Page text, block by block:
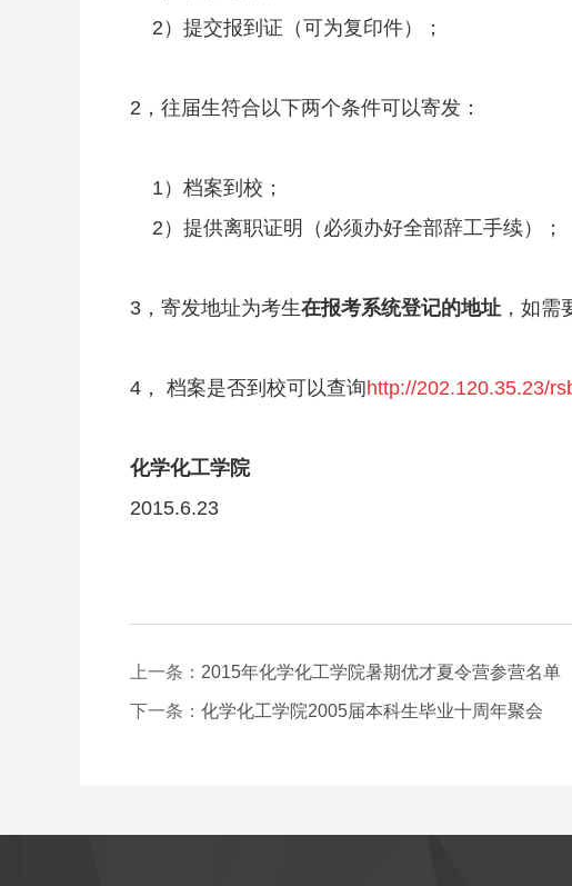
2）提交报到证（可为复印件）；
2，往届生符合以下两个条件可以寄发：
1）档案到校；
2）提供离职证明（必须办好全部辞工手续）；
3，寄发地址为考生在报考系统登记的地址 ，如
4， 档案是否到校可以查询http://202.120.35.23/
化学化工学院
2015.6.23
上一条： 2015年化学化工学院暑期优才夏令营参营名单
下一条： 化学化工学院2005届本科生毕业十周年聚会